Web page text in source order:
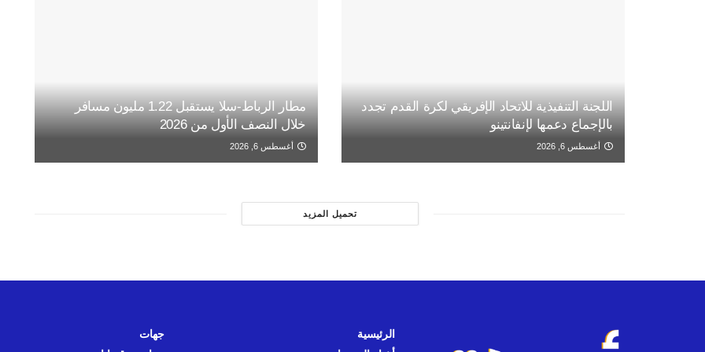
اللجنة التنفيذية للاتحاد الإفريقي لكرة القدم تجدد
بالإجماع دعمها لإنفانتينو
أغسطس 6, 2026
مطار الرباط-سلا يستقبل 1.22 مليون مسافر
خلال النصف الأول من 2026
أغسطس 6, 2026
تحميل المزيد
الرئيسية
جهات